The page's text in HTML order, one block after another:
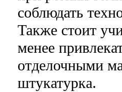
соблюдать
Также стоит
менее
отделочными
штукатурка.